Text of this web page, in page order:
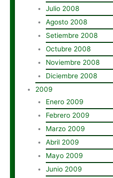
Julio 2008
Agosto 2008
Setiembre 2008
Octubre 2008
Noviembre 2008
Diciembre 2008
2009
Enero 2009
Febrero 2009
Marzo 2009
Abril 2009
Mayo 2009
Junio 2009